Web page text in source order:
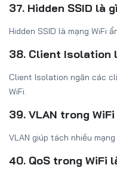
37. Hidden SSID là
Hidden SSID là mạng WiFi
38. Client Isolation
Client Isolation ngăn các
WiFi.
39. VLAN trong
VLAN giúp tách nhiều
40. QoS trong WiFi